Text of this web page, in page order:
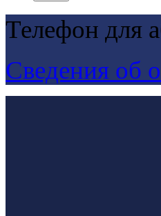
Телефон для
Сведения об